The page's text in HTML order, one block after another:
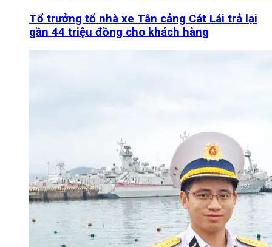
Tổ trưởng tổ nhà xe Tân cảng Cát Lái trả lại
gần 44 triệu đồng cho khách hàng